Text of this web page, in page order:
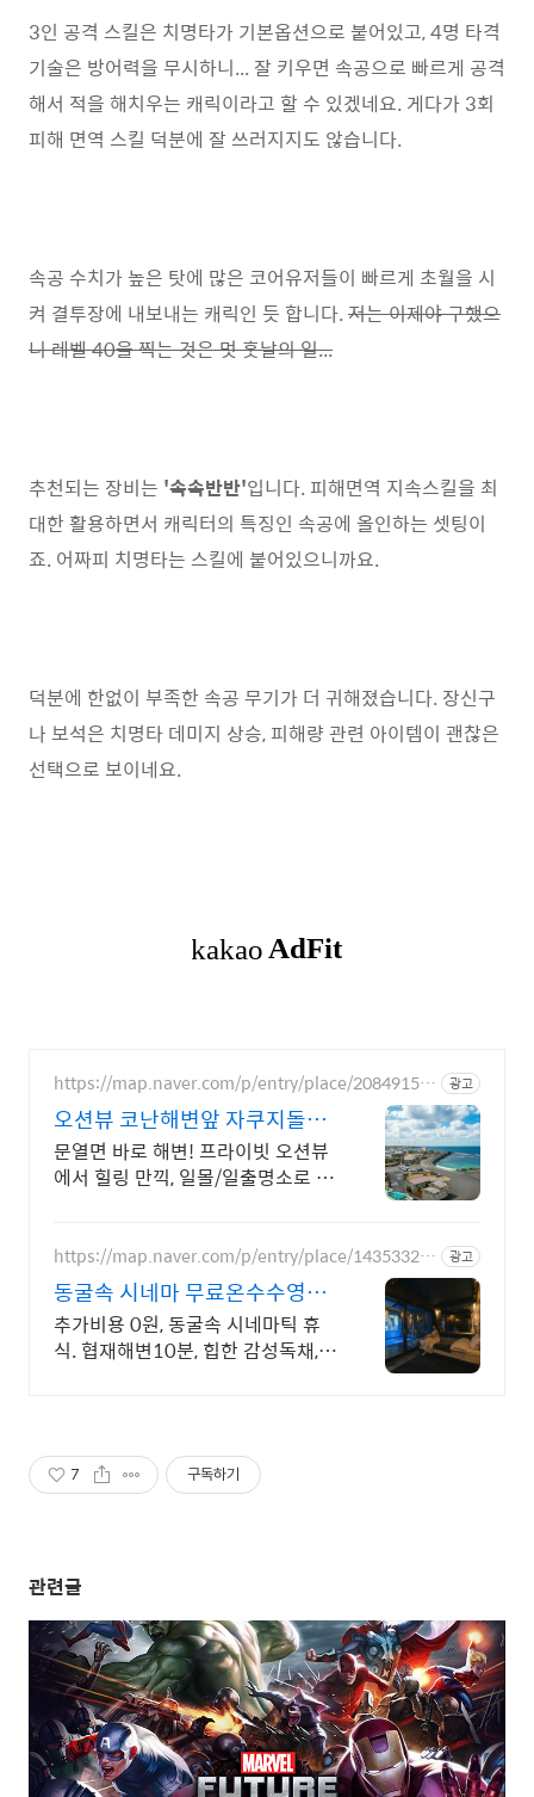
3인 공격 스킬은 치명타가 기본옵션으로 붙어있고, 4명 타격
기술은 방어력을 무시하니... 잘 키우면 속공으로 빠르게 공격
해서 적을 해치우는 캐릭이라고 할 수 있겠네요. 게다가 3회
피해 면역 스킬 덕분에 잘 쓰러지지도 않습니다.
속공 수치가 높은 탓에 많은 코어유저들이 빠르게 초월을 시
켜 결투장에 내보내는 캐릭인 듯 합니다. 저는 이제야 구했으
니 레벨 40을 찍는 것은 멋 훗날의 일...
추천되는 장비는 '속속반반'입니다. 피해면역 지속스킬을 최
대한 활용하면서 캐릭터의 특징인 속공에 올인하는 셋팅이
죠. 어짜피 치명타는 스킬에 붙어있으니까요.
덕분에 한없이 부족한 속공 무기가 더 귀해졌습니다. 장신구
나 보석은 치명타 데미지 상승, 피해량 관련 아이템이 괜찮은
선택으로 보이네요.
https://map.naver.com/p/entry/place/20849159 광고
오션뷰 코난해변앞 자쿠지돌집
2인~10인 대가족/단체예약
문열면 바로 해변! 프라이빗 오션뷰
에서 힐링 만끽, 일몰/일출명소로 인
욕, 제주바다보러오세요
https://map.naver.com/p/entry/place/14353327 광고
동굴속 시네마 무료온수수영장
독특하고 아늑한 나만의아지트
추가비용 0원, 동굴속 시네마틱 휴
식. 협재해변10분, 힙한 감성독채,
7 구독하기
관련글